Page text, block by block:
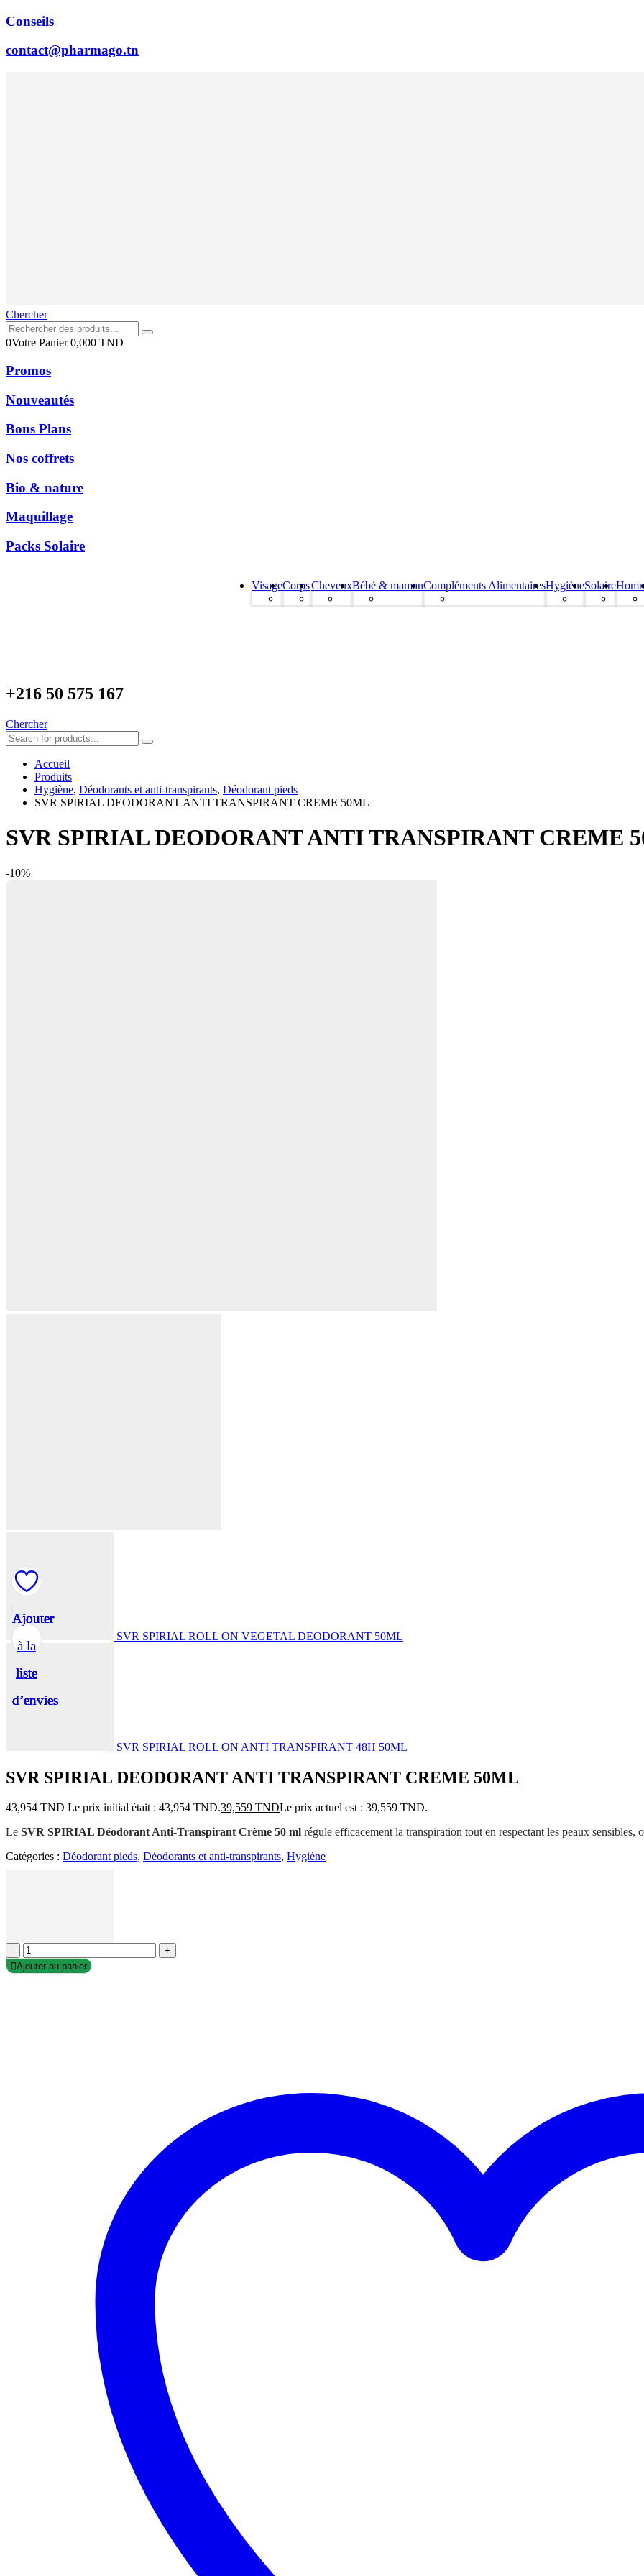
Conseils
contact@pharmago.tn
Chercher
0Votre Panier0,000 TND
Promos
Nouveautés
Bons Plans
Nos coffrets
Bio & nature
Maquillage
Packs Solaire
VisageCorpsCheveuxBébé & mamanCompléments AlimentairesHygièneSolaire
+216 50 575 167
Chercher
Accueil
Produits
Hygiène, Déodorants et anti-transpirants, Déodorant pieds
SVR SPIRIAL DEODORANT ANTI TRANSPIRANT CREME 50ML
SVR SPIRIAL DEODORANT ANTI TRANSPIRANT CREME
-10%
SVR SPIRIAL ROLL ON VEGETAL DEODORANT 50ML
SVR SPIRIAL ROLL ON ANTI TRANSPIRANT 48H 50ML
SVR SPIRIAL DEODORANT ANTI TRANSPIRANT CREME 50ML
43,954TND Le prix initial était : 43,954 TND.39,559 TNDLe prix actuel est : 39,559 TND.
Le SVR SPIRIAL Déodorant Anti-Transpirant Crème 50 ml régule efficacement la transpiration tout en respectant les peaux
Catégories : Déodorant pieds, Déodorants et anti-transpirants, Hygiène
-
+
Ajouter au panier
Ajouter
à la
liste
d’envies
Ajouter
à la
liste
d’envies
Ajouter
à la
liste
d’envies
Ajouter
à la
liste
d’envies
Ajouter
à la
liste
d’envies